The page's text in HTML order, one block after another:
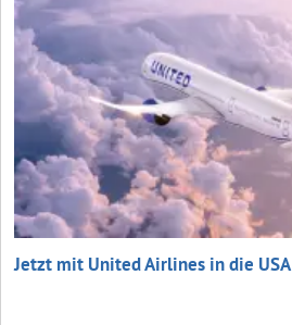
Jetzt mit United Airlines in die USA